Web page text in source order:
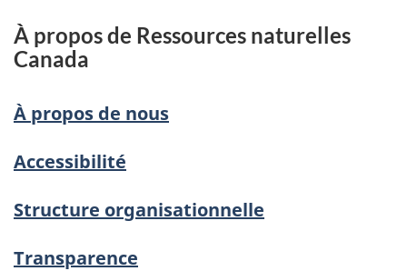
À propos de Ressources naturelles
Canada
À propos de nous
Accessibilité
Structure organisationnelle
Transparence